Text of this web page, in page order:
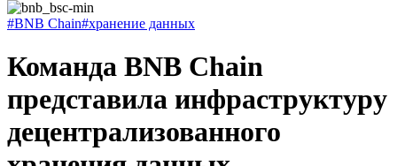
#BNB Chain#хранение данных
Команда BNB Chain
представила инфраструктуру
децентрализованного